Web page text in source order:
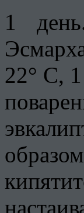
1
22° С,